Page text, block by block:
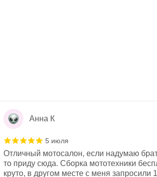
Анна К
5 июля
Отличный мотосалон, если надумаю
то приду сюда. Сборка мототехники
круто, в другом месте с меня запросили